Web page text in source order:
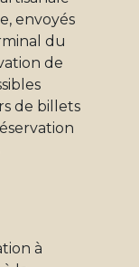
envoyés
du
de
de billets
à